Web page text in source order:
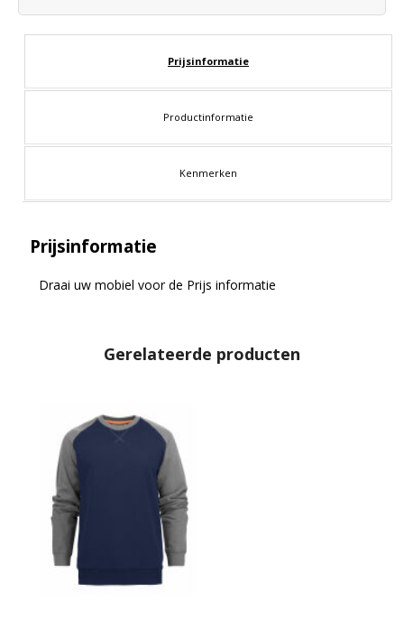
Prijsinformatie
Productinformatie
Kenmerken
Prijsinformatie
Draai uw mobiel voor de Prijs informatie
Gerelateerde producten